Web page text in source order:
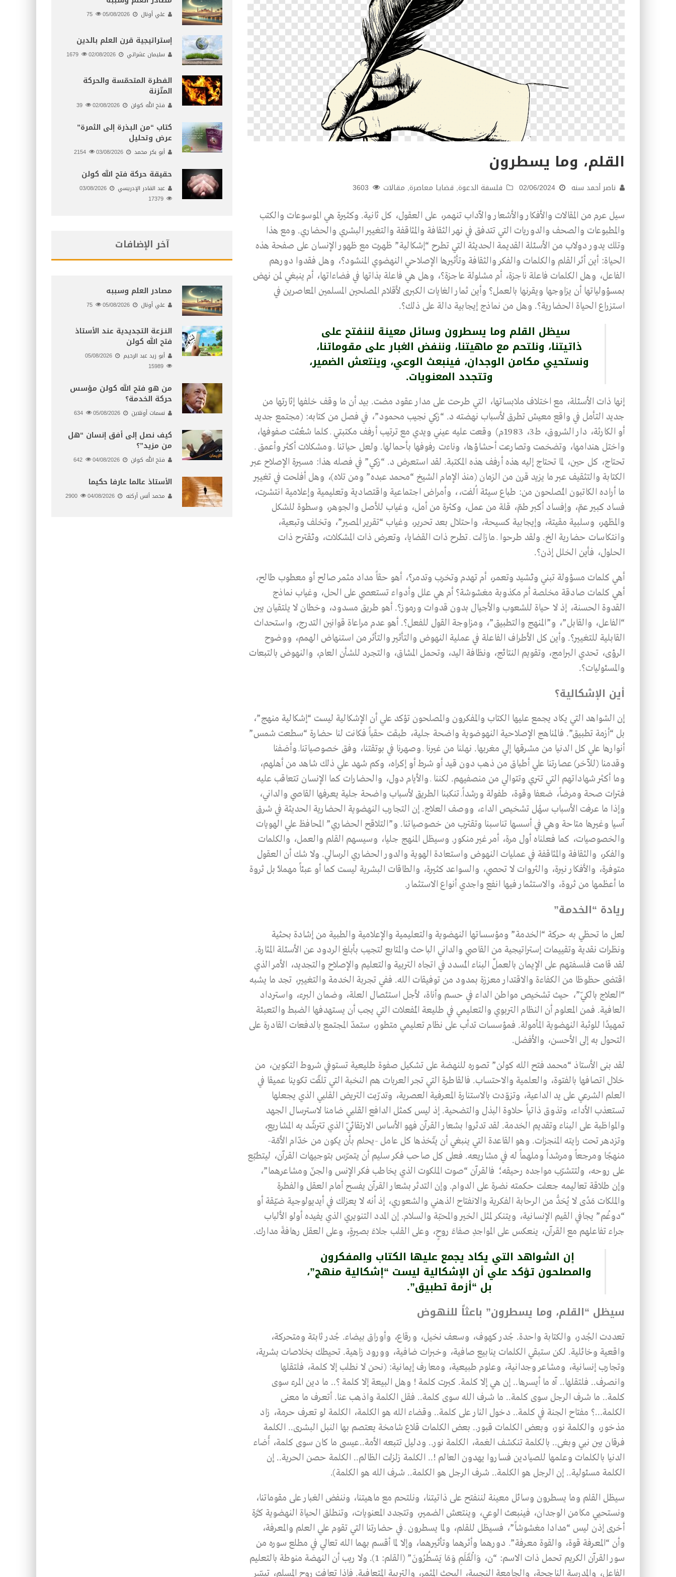
القلم، وما يسطرون
ناصر أحمد سنه 02/06/2024 فلسفة الدعوة, قضايا معاصرة, مقالات
سيل عرم من المقالات والأفكار والأشعار والآداب تنهمر، على العقول، كل ثانية. وكثيرة هي الموسوعات والكتب
والمطبوعات والصحف والدوريات التي تتدفق في نهر الثقافة والمثاقفة والتغيير البشري والحضاري. ومع هذا
وتلك يدور دولاب من الأسئلة القديمة الحديثة التي تطرح “إشكالية” ظهرت مع ظهور الإنسان على صفحة هذه
الحياة: أين أثر القلم والكلمات والفكر والثقافة وتأثيرها الإصلاحي النهضوي المنشود؟، وهل فقدوا دورهم
الفاعل، وهل الكلمات فاعلة ناجزة، أم مشلولة عاجزة؟، وهل هي فاعلة بذاتها في فضاءاتها، أم ينبغي لمن نهض
بمسؤولياتها أن يزاوجها ويقرنها بالعمل؟ وأين ثمار الغايات الكبرى لأقلام المصلحين المسلمين المعاصرين في
استزراع الحياة الحضارية؟. وهل من نماذج إيجابية دالة على ذلك؟.
سيظل القلم وما يسطرون وسائل معينة لننفتح على
ذاتيتنا، ونلتحم مع ماهيتنا، وننفض الغبار على مقوماتنا،
ونستحيي مكامن الوجدان، فينبعث الوعي، وينتعش الضمير،
وتتجدد المعنويات.
إنها ذات الأسئلة، مع اختلاف ملابساتها، التي طرحت على مدار عقود مضت. بيد أن ما وقف خلفها إثارتها من
جديد التأمل في واقع معيش تطرق لأسباب نهضته د. “زكي نجيب محمود”، في فصل من كتابه: (مجتمع جديد
أو الكارثة، دار الشروق، ط3، 1983م) وقعت عليه عيني ويدي مع ترتيب أرفف مكتبتي ـ كلما شعُثت صفوفها،
واختل هندامها، وتضخمت وتصارعت أحشاؤها، وناءت رفوفها بأحمالها. ولعل حياتنا ـ ومشكلات أكثر وأعمق ـ
تحتاج، كل حين، لما تحتاج إليه هذه أرفف هذه المكتبة. لقد استعرض د. “زكي” في فصله هذا: مسيرة الإصلاح عبر
الكتابة والتثقيف عبر ما يزيد قرن من الزمان (منذ الإمام الشيخ “محمد عبده” ومن تلاه)، وهل أفلحت في تغيير
ما أراده الكاتبون المُصلحون من: طباع سيئة اُلفت،، وأمراض اجتماعية واقتصادية وتعليمية وإعلامية انتشرت،
فساد كبير عمّ، وإفساد أكبر طمّ، قلة من عمل، وكثرة من أمل، وغياب للأصل والجوهر، وسطوة للشكل
والمظهر، وسلبية مقيتة، وإيجابية كسيحة، واحتلال بعد تحرير، وغياب “تقرير المصير”، وتخلف وتبعية،
وانتكاسات حضارية الخ. ولقد طرحوا ـ مازالت ـ تطرح ذات القضايا، وتعرض ذات المشكلات، وتـُقترح ذات
الحلول، فأين الخلل إذن؟.
أهي كلمات مسؤولة تبني وتـُشيد وتعمر، أم تهدم وتخرب وتدمر؟، أهو حقاً مداد مثمر صالح أو معطوب طالح،
أهي كلمات صادقة مخلصة أم مكذوبة مغشوشة؟ أم هي علل وأدواء تستعصي على الحل، وغياب نماذج
القدوة الحسنة، إذ لا حياة للشعوب والأجيال بدون قدوات ورموز؟. أهو طريق مسدود، وخطان لا يلتقيان بين
“الفاعل، والقابل”، و”المنهج والتطبيق”، ومزاوجة القول للفعل؟. أهو عدم مراعاة قوانين التدرج، واستحداث
القابلية للتغيير؟. وأين كل الأطراف الفاعلة في عملية النهوض والتأثير والتأثر من استنهاض الهمم، ووضوح
الرؤى، تحدي البرامج، وتقويم النتائج، ونظافة اليد، وتحمل المشاق، والتجرد للشأن العام، والنهوض بالتبعات
والمسئوليات؟.
أين الإشكالية؟
إن الشواهد التي يكاد يجمع عليها الكتاب والمفكرون والمصلحون تؤكد علي أن الإشكالية ليست “إشكالية منهج”،
بل “أزمة تطبيق”. فالمناهج الإصلاحية النهوضوية واضحة جلية، طبقت حقباً فكانت لنا حضارة “سطعت شمس”
أنوارها علي كل الدنيا من مشرقها إلي مغربها. نهلنا من غيرنا ـ وصهرنا في بوتقتنا، وفق خصوصياتناـ وأضفنا
وقدمنا (للآخر) عصارتنا علي أطباق من ذهب دون قيد أو شرط أو إكراه، وكم شهد علي ذلك شاهد من أهلهم،
وما أكثر شهاداتهم التي تتري وتتوالي من منصفيهم. لكننا ـ والأيام دول، والحضارات كما الإنسان تتعاقب عليه
فترات صحة ومرضاً، ضعفا وقوة، طفولة ورشداًـ تنكبنا الطريق لأسباب واضحة جلية يعرفها القاصي والداني،
وإذا ما عرفت الأسباب سهُل تشخيص الداء، ووصف العلاج. إن التجارب النهضوية الحضارية الحديثة في شرق
آسيا وغيرها متاحة وهي في أسسها تناسبنا وتقترب من خصوصياتنا. و”التلاقح الحضاري” المحافظ علي الهويات
والخصوصيات، كما فعلناه أول مرة، أمر غير منكور. وسيظل المنهج جليا، وسيسهم القلم والعمل، والكلمات
والفكر، والثقافة والمثاقفة في عمليات النهوض واستعادة الهوية والدور الحضاري الرسالي. ولا شك أن العقول
متوفرة، والأفكار نيرة، والثروات لا تحصي، والسواعد كثيرة، والطاقات البشرية ليست كما أو عبئاً مهملاً بل ثروة
ما أعظمها من ثروة، والاستثمار فيها انفع واجدي أنواع الاستثمار.
ريادة “الخدمة”
لعل ما تحظي به حركة “الخدمة” ومؤسساتها النهضوية والتعليمية والإعلامية والطبية من إشادة بحثية
ونظرات نقدية وتقييمات إستراتيجية من القاصي والداني الباحث والمتابع لتجيب بأبلغ الردود عن الأسئلة المثارة.
لقد قامت فلسفتهم على الإيمان بالعملٌ البناء المُسدد في اتجاه التربية والتعليم والإصلاح والتجديد، الأمر الذي
اقتضى حظوظا من الكفاءة والاقتدار معززة بمدود من توفيقات الله. ففي تجربة الخدمة والتغيير، تجد ما يشبه
“العلاج بالكيّ”، حيث تشخيص مواطن الداء في حسم وأناة، لأجل استئصال العلة، وضمان البرء، واسترداد
العافية. فمن المعلوم أن النظام التربوي والتعليمي في طليعة المُفعلات التي يجب أن يستهدفها الضبط والتعبئة
تمهيدًا للوثبة النهضوية المأمولة. فمؤسسات تدأب على نظام تعليمي متطور، ستمدّ المجتمع بالدفعات القادرة على
التحول به إلى الأحسن، والأفضل.
لقد بنى الأستاذ “محمد فتح الله كولن” تصوره للنهضة على تشكيل صفوة طليعية تستوفي شروط التكوين، من
خلال اتصافها بالفتوة، والعلمية والاحتساب. فالقاطرة التي تجر العربات هم النخبة التي تلقّت تكوينا عميقا في
العلم الشرعي على يد الداعية، وتزوّدت بالاستنارة المعرفية العصرية، وتدرّبت التريض القلبي الذي يجعلها
تستعذب الأداء، وتذوق ذاتياً حلاوة البذل والتضحية. إذ ليس كمثل الدافع القلبي ضامنا لاسترسال الجهد
والمواظبة على البناء وتقديم الخدمة. لقد تدثروا بشعار القرآن فهو الأساس الارتقائيّ الذي تترشّد به المشاريع،
وتزدهر تحت رايته المنجزات. وهو القاعدة التي ينبغي أن يتّخذها كل عامل -يحلم بأن يكون من خدّام الأمّة-
منهجًا ومرجعاً ومرشداً وملهماً له في مشاريعه. فعلى كل صاحب فكر سليم أن يتمرّس بتوجيهات القرآن، ليتطبّع
على روحه، ولتتشرّب مواجده رحيقه؛ فالقرآن “صوت الملكوت الذي يخاطب فكر الإنس والجنّ ومشاعرهما”،
وإن طلاقة تعاليمه جعلت حكمته نضرة على الدوام. وإن التدثر بشعار القرآن يفسح أمام العقل والفطرة
والملكات مَدًى لا يُحَدُّ من الرحابة الفكرية والانفتاح الذهني والشعوري، إذ أنه لا يعزلك في أيديولوجية ضيّقة أو
“دوغْم” يجافي القيم الإنسانية، ويتنكر لمثل الخير والمحبّة والسلام. إن المدد التنويري الذي يفيده أولو الألباب
جراء تفاعلهم مع القرآن، ينعكس على المواجدِ صفاءَ روحٍ، وعلى القلب جلاءَ بصيرةٍ، وعلى العقل رهافةَ مدارك.
إن الشواهد التي يكاد يجمع عليها الكتاب والمفكرون
والمصلحون تؤكد علي أن الإشكالية ليست “إشكالية منهج”،
بل “أزمة تطبيق”.
سيظل “القلم، وما يسطرون” باعثاً للنهوض
تعددت الجُدر، والكتابة واحدة. جُدر كهوف، وسعف نخيل، ورقاع، وأوراق بيضاء. جُدر ثابتة ومتحركة،
واقعية وخائلية. لكن ستبقي الكلمات ينابيع صافية، وخبرات ضافية، وورود زاهية. تحيطك بخلاصات بشرية،
وتجارب إنسانية، ومشاعر وجدانية، وعلوم طبيعية، ومعارف إيمانية: (نحن لا نطلب إلا كلمة، فلتقلها
وانصرف.. فلتقلها.. آه ما أيسرها.. إن هي إلا كلمة. كبرت كلمة ! وهل البيعة إلا كلمة ؟.. ما دين المرء سوى
كلمة.. ما شرف الرجل سوى كلمة.. ما شرف الله سوى كلمة.. فقل الكلمة واذهب عنا. أتعرف ما معنى
الكلمة…؟ مفتاح الجنة في كلمة.. دخول النار على كلمة.. وقضاء الله هو الكلمة، الكلمة لو تعرف حرمة، زاد
مذخور، والكلمة نور، وبعض الكلمات قبور.. بعض الكلمات قلاع شامخة يعتصم بها النبل البشرى.. الكلمة
فرقان بين نبي وبغى.. بالكلمة تنكشف الغمة، الكلمة نور.. ودليل تتبعه الأمة..عيسى ما كان سوى كلمة، أَضاء
الدنيا بالكلمات وعلمها للصيادين فساروا يهدون العالم !.. الكلمة زلزلت الظالم.. الكلمة حصن الحرية.. إن
الكلمة مسئولية.. إن الرجل هو الكلمة.. شرف الرجل هو الكلمة.. شرف الله هو الكلمة).
سيظل القلم وما يسطرون وسائل معينة لننفتح على ذاتيتنا، ونلتحم مع ماهيتنا، وننفض الغبار على مقوماتنا،
ونستحيي مكامن الوجدان، فينبعث الوعي، وينتعش الضمير، وتتجدد المعنويات، وتنطلق الحياة النهضوية كرَّة
أخرى إذن ليس “مدادا مغشوشاً”، فسيظل للقلم، ولما يسطرون ـ في حضارتنا التي تقوم علي العلم والمعرفة،
وأن “المعرفة قوة، والقوة معرفة”ـ دورهما وأثرهما وتأثيرهما، وإلا لما أقسم بهما الله تعالي في مطلع سوره من
سور القرآن الكريم تحمل ذات الاسم: “ن، وَالْقَلَمِ وَمَا يَسْطُرُونَ” (القلم: 1). ولا ريب أن النهضة منوطة بالتعليم
الفاعل، والمدرسة الناجحة، والجامعة النجيبة، البحث المثمر، والتربية المتعافية. فإذا تعافت روح المسلم، تيسّر
علي أونال 05/08/2026
إستراتيجية قرن العلم بالدين
سليمان عشراتي 02/08/2026
الفطرة المتحمّسة والحركة
المتّزنة
فتح الله كولن 02/08/2026
كتاب “من البذرة إلى الثمرة”
عرض وتحليل
أبو بكر محمد 03/08/2026
حقيقة حركة فتح الله كولن
عبد القادر الإدريسي
03/08/2026
آخر الإضافات
مصادر العلم وسببه
علي أونال 05/08/2026
النـزعة التجديدية عند الأستاذ
فتح الله كولن
أبو زيد عبد الرحيم
05/08/2026
من هو فتح الله كولن مؤسس
حركة الخدمة؟
نسمات أونلاين 05/08/2026
كيف نصل إلى أفق إنسان “هل
من مزيد”؟
فتح الله كولن 04/08/2026
الأستاذ عالما عارفا حكيما
محمد أنس أركنه 04/08/2026